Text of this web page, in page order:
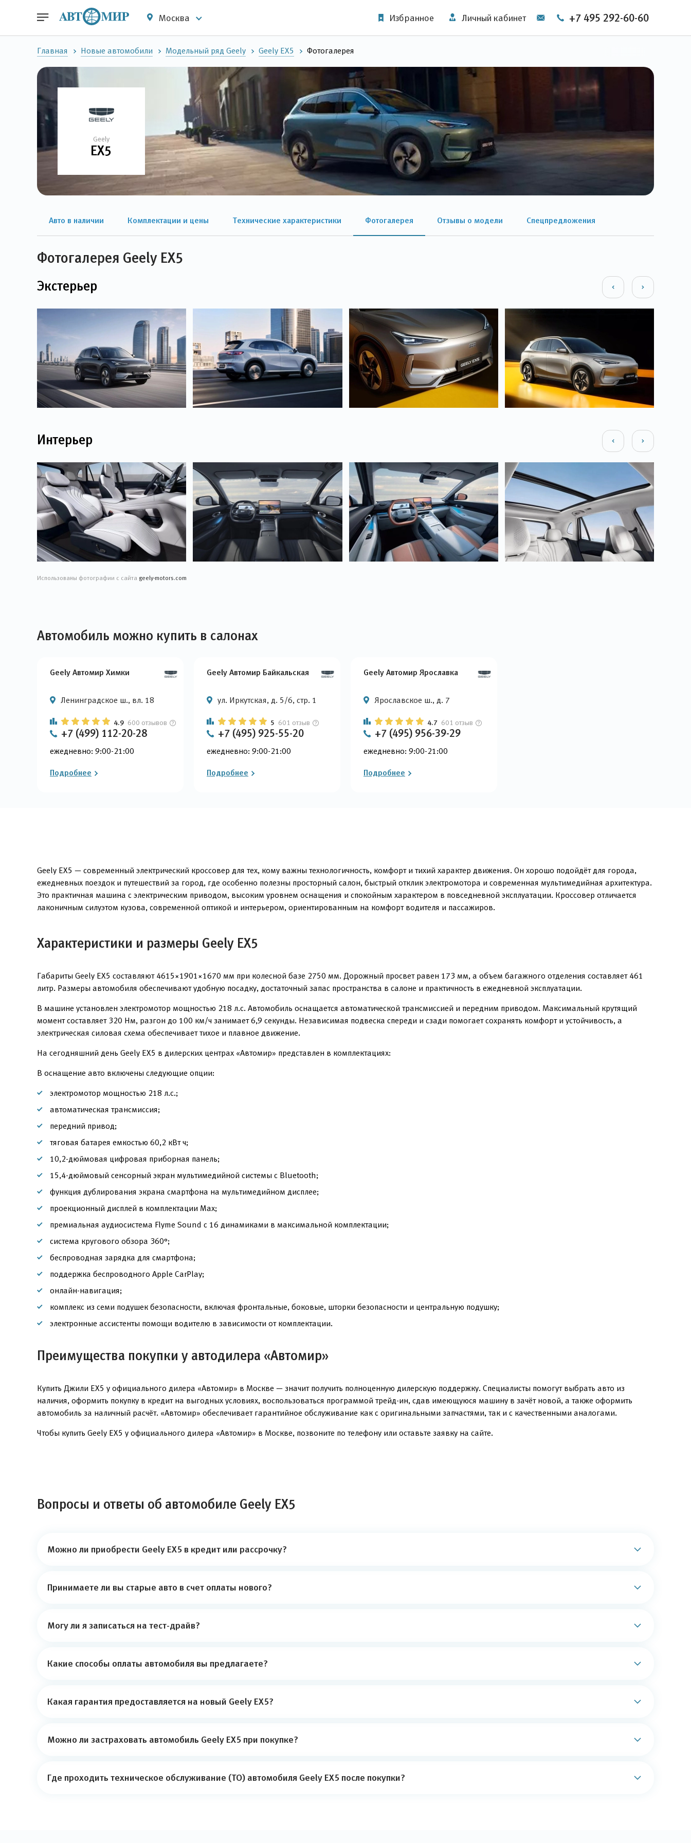
Москва Избранное Личный кабинет +7 495 292-60-60
Главная Новые автомобили Модельный ряд Geely Geely EX5 Фотогалерея
Geely
EX5
Авто в наличии Комплектации и цены Технические характеристики Фотогалерея Отзывы о модели Спецпредложения
Фотогалерея Geely EX5
Экстерьер
Интерьер
Использованы фотографии с сайта geely-motors.com
Автомобиль можно купить в салонах
Geely Автомир Химки
Ленинградское ш., вл. 18
4.9 600 отзывов
+7 (499) 112-20-28
ежедневно: 9:00-21:00
Подробнее
Geely Автомир Байкальская
ул. Иркутская, д. 5/6, стр. 1
5 601 отзыв
+7 (495) 925-55-20
ежедневно: 9:00-21:00
Подробнее
Geely Автомир Ярославка
Ярославское ш., д. 7
4.7 601 отзыв
+7 (495) 956-39-29
ежедневно: 9:00-21:00
Подробнее
Geely EX5 — современный электрический кроссовер для тех, кому важны технологичность, комфорт и тихий характер движения. Он хорошо подойдёт для города,
ежедневных поездок и путешествий за город, где особенно полезны просторный салон, быстрый отклик электромотора и современная мультимедийная архитектура.
Это практичная машина с электрическим приводом, высоким уровнем оснащения и спокойным характером в повседневной эксплуатации. Кроссовер отличается
лаконичным силуэтом кузова, современной оптикой и интерьером, ориентированным на комфорт водителя и пассажиров.
Характеристики и размеры Geely EX5
Габариты Geely EX5 составляют 4615×1901×1670 мм при колесной базе 2750 мм. Дорожный просвет равен 173 мм, а объем багажного отделения составляет 461
литр. Размеры автомобиля обеспечивают удобную посадку, достаточный запас пространства в салоне и практичность в ежедневной эксплуатации.
В машине установлен электромотор мощностью 218 л.с. Автомобиль оснащается автоматической трансмиссией и передним приводом. Максимальный крутящий
момент составляет 320 Нм, разгон до 100 км/ч занимает 6,9 секунды. Независимая подвеска спереди и сзади помогает сохранять комфорт и устойчивость, а
электрическая силовая схема обеспечивает тихое и плавное движение.
На сегодняшний день Geely EX5 в дилерских центрах «Автомир» представлен в комплектациях:
В оснащение авто включены следующие опции:
электромотор мощностью 218 л.с.;
автоматическая трансмиссия;
передний привод;
тяговая батарея емкостью 60,2 кВт ч;
10,2-дюймовая цифровая приборная панель;
15,4-дюймовый сенсорный экран мультимедийной системы с Bluetooth;
функция дублирования экрана смартфона на мультимедийном дисплее;
проекционный дисплей в комплектации Max;
премиальная аудиосистема Flyme Sound с 16 динамиками в максимальной комплектации;
система кругового обзора 360°;
беспроводная зарядка для смартфона;
поддержка беспроводного Apple CarPlay;
онлайн-навигация;
комплекс из семи подушек безопасности, включая фронтальные, боковые, шторки безопасности и центральную подушку;
электронные ассистенты помощи водителю в зависимости от комплектации.
Преимущества покупки у автодилера «Автомир»
Купить Джили EX5 у официального дилера «Автомир» в Москве — значит получить полноценную дилерскую поддержку. Специалисты помогут выбрать авто из
наличия, оформить покупку в кредит на выгодных условиях, воспользоваться программой трейд-ин, сдав имеющуюся машину в зачёт новой, а также оформить
автомобиль за наличный расчёт. «Автомир» обеспечивает гарантийное обслуживание как с оригинальными запчастями, так и с качественными аналогами.
Чтобы купить Geely EX5 у официального дилера «Автомир» в Москве, позвоните по телефону или оставьте заявку на сайте.
Вопросы и ответы об автомобиле Geely EX5
Можно ли приобрести Geely EX5 в кредит или рассрочку?
Принимаете ли вы старые авто в счет оплаты нового?
Могу ли я записаться на тест-драйв?
Какие способы оплаты автомобиля вы предлагаете?
Какая гарантия предоставляется на новый Geely EX5?
Можно ли застраховать автомобиль Geely EX5 при покупке?
Где проходить техническое обслуживание (ТО) автомобиля Geely EX5 после покупки?